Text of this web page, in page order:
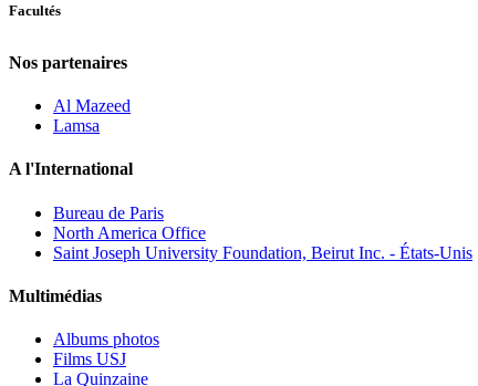
Facultés
Nos partenaires
Al Mazeed
Lamsa
A l'International
Bureau de Paris
North America Office
Saint Joseph University Foundation, Beirut Inc. - États-Unis
Multimédias
Albums photos
Films USJ
La Quinzaine